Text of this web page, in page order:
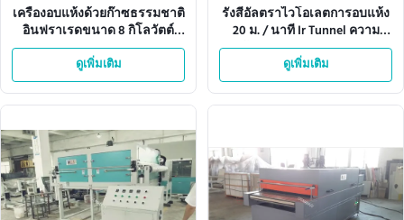
เครื่องอบแห้งด้วยก๊าซธรรมชาติ
อินฟราเรดขนาด 8 กิโลวัตต์
ISO9001
ดูเพิ่มเติม
รังสีอัลตราไวโอเลตการอบแห้ง
20 ม. / นาที Ir Tunnel ความ
กว้างกระดาษสุทธิ 1320 มม
ดูเพิ่มเติม